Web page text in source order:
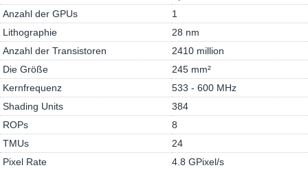
Anzahl der GPUs
1
Lithographie
28 nm
Anzahl der Transistoren
2410 million
Die Größe
245 mm²
Kernfrequenz
533 - 600 MHz
Shading Units
384
ROPs
8
TMUs
24
Pixel Rate
4.8 GPixel/s